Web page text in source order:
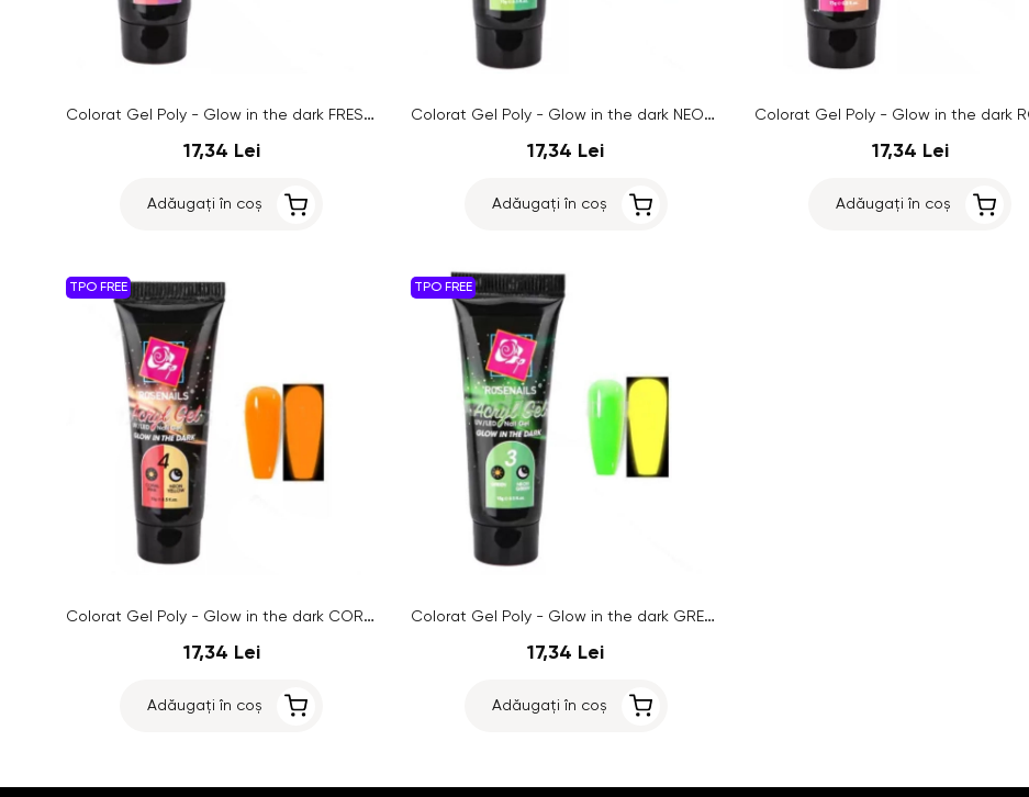
Colorat Gel Poly - Glow in the dark FRESH SALMON/LILAC no.8, 15g
17,34 Lei
Adăugați în coș
Colorat Gel Poly - Glow in the dark NEON LEMON/NEON GREEN no.7, 15g
17,34 Lei
Adăugați în coș
17,34 Lei
Adăugați în coș
TPO FREE
Colorat Gel Poly - Glow in the dark CORAL PINK/NEON YELLOW no.04, 15g
17,34 Lei
Adăugați în coș
TPO FREE
Colorat Gel Poly - Glow in the dark GREEN/NEON GREEN no.03, 15g
17,34 Lei
Adăugați în coș